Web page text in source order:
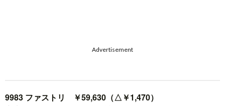
Advertisement
9983 ファストリ ￥59,630（△￥1,470）